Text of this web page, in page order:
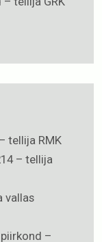
tellija RMK
– tellija
vallas
–